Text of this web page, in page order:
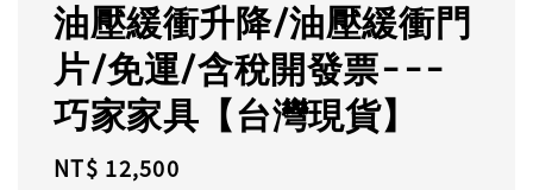
油壓緩衝升降/油壓緩衝門
片/免運/含稅開發票---
巧家家具【台灣現貨】
Regular
NT$ 12,500